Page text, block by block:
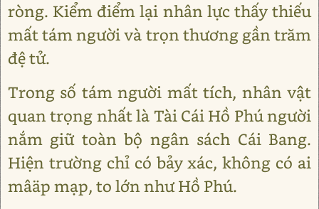
ròng. Kiểm điểm lại nhân lực thấy thiếu
mất tám người và trọn thương gần trăm
đệ tử.
Trong số tám người mất tích, nhân vật
quan trọng nhất là Tài Cái Hồ Phú người
nắm giữ toàn bộ ngân sách Cái Bang.
Hiện trường chỉ có bảy xác, không có ai
mâäp mạp, to lớn như Hồ Phú.